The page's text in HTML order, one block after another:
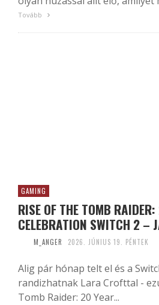
Tovább
GAMING
RISE OF THE TOMB
CELEBRATION SWITCH 2 –
M_ANGER 2026. JÚNIUS 19. PÉNTEK
Alig pár hónap telt el és a
randizhatnak Lara Crofttal -
Tomb Raider: 20 Year...